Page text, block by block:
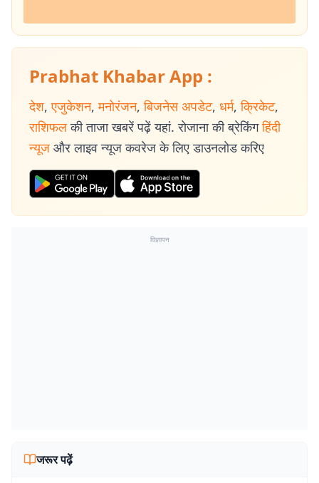
Prabhat Khabar App :
देश, एजुकेशन, मनोरंजन, बिजनेस अपडेट, धर्म, क्रिकेट,
राशिफल की ताजा खबरें पढ़ें यहां. रोजाना की ब्रेकिंग हिंदी
न्यूज और लाइव न्यूज कवरेज के लिए डाउनलोड करिए
विज्ञापन
जरूर पढ़ें